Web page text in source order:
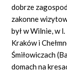
dobrze
zakonne
był w Wilnie, w
Kraków i
Śmiłowiczach
domach na